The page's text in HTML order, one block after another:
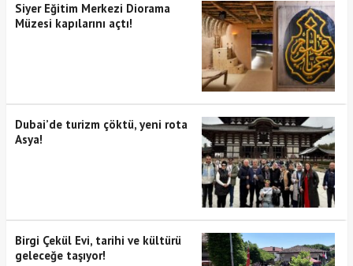
Siyer Eğitim Merkezi Diorama
Müzesi kapılarını açtı!
Dubai’de turizm çöktü, yeni rota
Asya!
Birgi Çekül Evi, tarihi ve kültürü
geleceğe taşıyor!